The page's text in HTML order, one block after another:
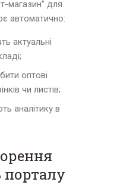
магазин” для
автоматично:
актуальні
оптові
чи листів;
аналітику в
порталу